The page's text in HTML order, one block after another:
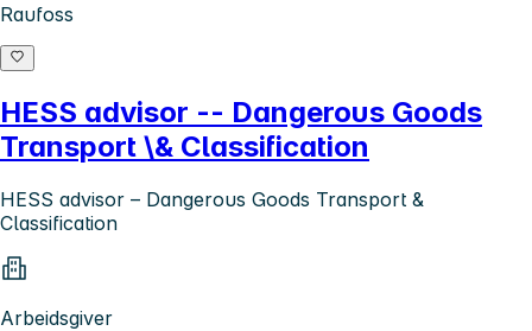
Raufoss
HESS advisor -- Dangerous Goods
Transport \& Classification
HESS advisor – Dangerous Goods Transport &
Classification
Arbeidsgiver